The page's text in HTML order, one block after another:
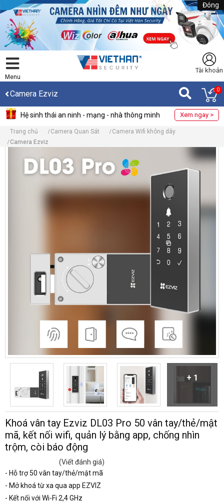
Đóng
Menu
Tài khoản
Camera Ezviz 0
Hệ sinh thái an ninh - mạng - nhà thông minh Xem ngay >
Trang chủ Camera Quan Sát
Camera Wifi không dây
Camera Ezviz
+ 1
Khoá vân tay Ezviz DL03 Pro 50 vân tay/thẻ/mật
mã, kết nối wifi, quản lý bằng app, chống nhìn
trộm, còi báo động
(Viết đánh giá)
- Hỗ trợ 50 vân tay/thẻ/mật mã
- Mở khoá từ xa qua app EZVIZ
- Kết nối với Wi-Fi 2,4 GHz